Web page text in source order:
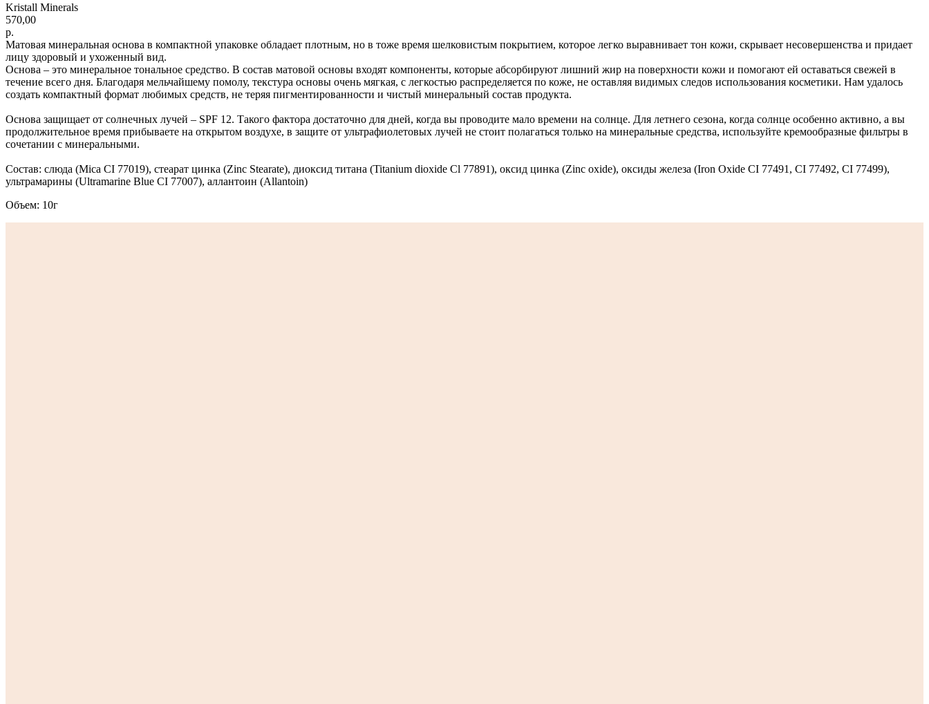
Kristall Minerals
570,00
р.
Матовая минеральная основа в компактной упаковке обладает плотным, но в тоже время шелковистым покрытием, которое легко выравнивает тон кожи, скрывает несовершенства и придает
лицу здоровый и ухоженный вид.
Основа – это минеральное тональное средство. В состав матовой основы входят компоненты, которые абсорбируют лишний жир на поверхности кожи и помогают ей оставаться свежей в
течение всего дня. Благодаря мельчайшему помолу, текстура основы очень мягкая, с легкостью распределяется по коже, не оставляя видимых следов использования косметики. Нам удалось
создать компактный формат любимых средств, не теряя пигментированности и чистый минеральный состав продукта.
Основа защищает от солнечных лучей – SPF 12. Такого фактора достаточно для дней, когда вы проводите мало времени на солнце. Для летнего сезона, когда солнце особенно активно, а вы
продолжительное время прибываете на открытом воздухе, в защите от ультрафиолетовых лучей не стоит полагаться только на минеральные средства, используйте кремообразные фильтры в
сочетании с минеральными.
Состав: слюда (Mica CI 77019), стеарат цинка (Zinc Stearate), диоксид титана (Titanium dioxide Cl 77891), оксид цинка (Zinc oxide), оксиды железа (Iron Oxide CI 77491, CI 77492, CI 77499),
ультрамарины (Ultramarine Blue CI 77007), аллантоин (Allantoin)
Объем: 10г